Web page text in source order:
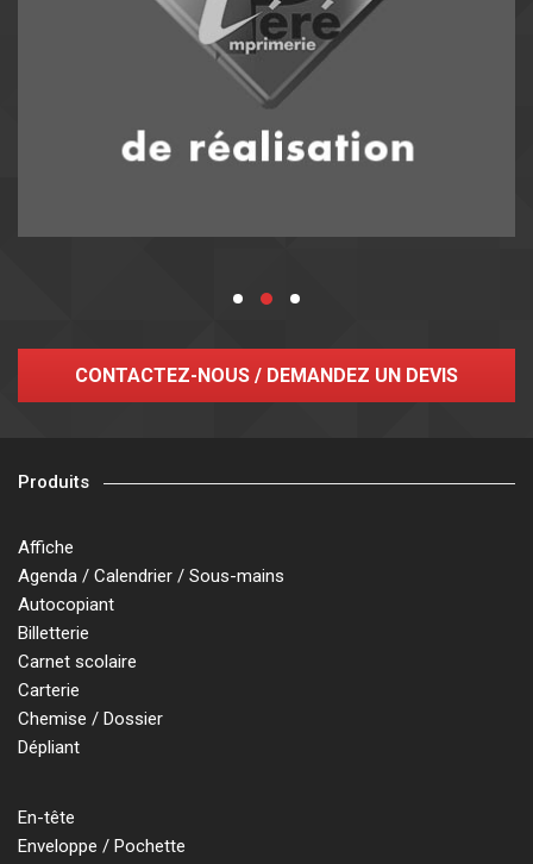
CONTACTEZ-NOUS / DEMANDEZ UN DEVIS
Produits
Affiche
Agenda / Calendrier / Sous-mains
Autocopiant
Billetterie
Carnet scolaire
Carterie
Chemise / Dossier
Dépliant
En-tête
Enveloppe / Pochette